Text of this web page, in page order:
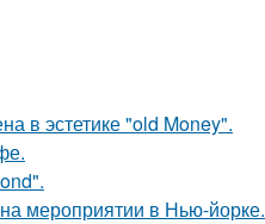
в эстетике "old Money".
мероприятии в Нью-йорке.